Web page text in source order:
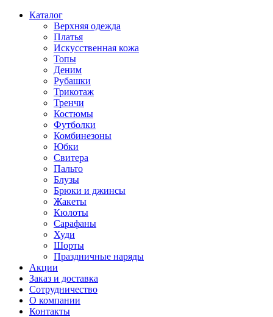
Каталог
Верхняя одежда
Платья
Искусственная кожа
Топы
Деним
Рубашки
Трикотаж
Тренчи
Костюмы
Футболки
Комбинезоны
Юбки
Свитера
Пальто
Блузы
Брюки и джинсы
Жакеты
Кюлоты
Сарафаны
Худи
Шорты
Праздничные наряды
Акции
Заказ и доставка
Сотрудничество
О компании
Контакты